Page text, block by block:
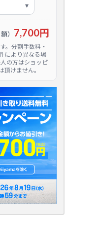
） 7,700円
。分割手数料・
により異なる場
の方はショッピ
頂けません。